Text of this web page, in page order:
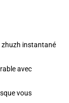
zhuzh instantané
avec
vous